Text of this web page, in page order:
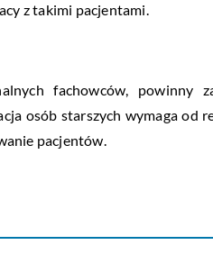
z takimi pacjentami.
fachowców, powinny
osób starszych wymaga od
pacjentów.